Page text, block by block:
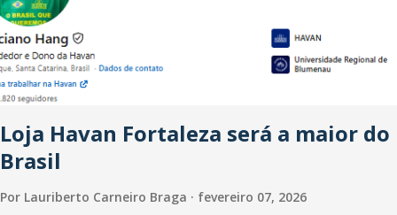
2025, 40% dos bares e restaurantes operaram com lucro e outros
40% registraram equilíbrio financeiro. Já o percentual de
estabelecimentos no prejuízo ficou em 19%, pouco abaixo do
observado no mês anterior. Outros 1% não existiam em novembro.
Em relação a outubro, o faturamento também cresceu. De acordo
com a pesquisa, 44% dos n...
Loja Havan Fortaleza será a maior do
Brasil
Por Lauriberto Carneiro Braga fevereiro 07, 2026